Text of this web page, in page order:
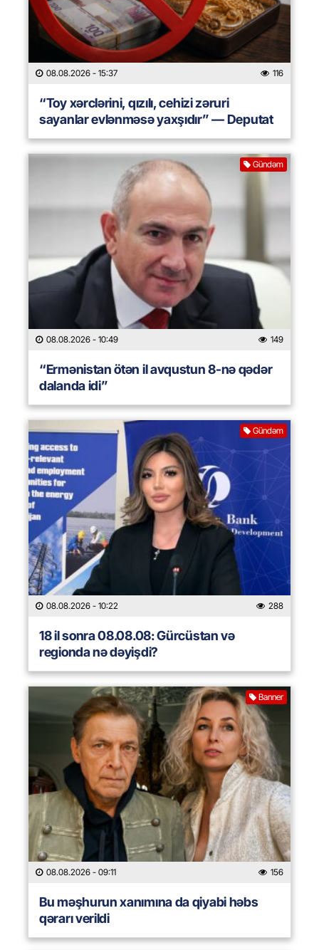
08.08.2026 - 15:37 116
“Toy xərclərini, qızılı, cehizi zəruri
sayanlar evlənməsə yaxşıdır” — Deputat
Gündəm
08.08.2026 - 10:49 149
“Ermənistan ötən il avqustun 8-nə qədər
dalanda idi”
Gündəm
08.08.2026 - 10:22 288
18 il sonra 08.08.08: Gürcüstan və
regionda nə dəyişdi?
Banner
08.08.2026 - 09:11 156
Bu məşhurun xanımına da qiyabi həbs
qərarı verildi